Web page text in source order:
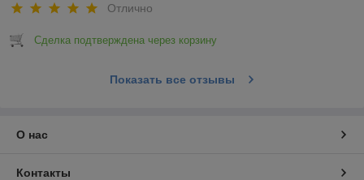
Отлично
Сделка подтверждена через корзину
Показать все отзывы
О нас
Контакты